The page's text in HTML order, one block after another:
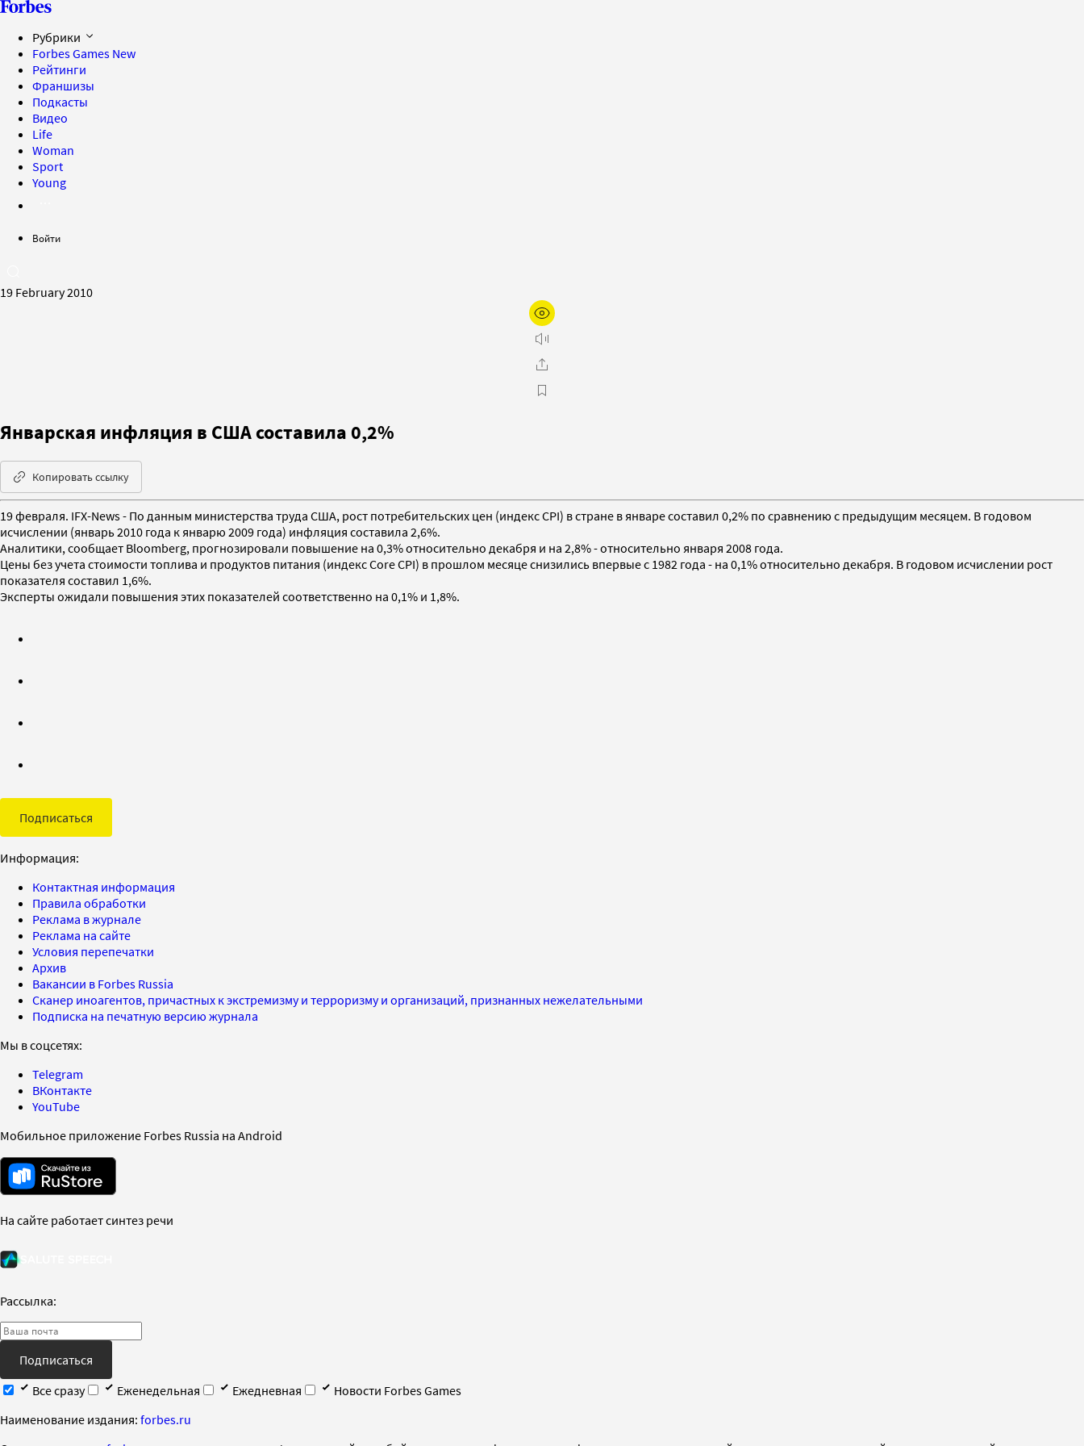
Рубрики
Forbes Games New
Рейтинги
Франшизы
Подкасты
Видео
Life
Woman
Sport
Young
Войти
19 February 2010
Январская инфляция в США составила 0,2%
Копировать ссылку
19 февраля. IFX-News - По данным министерства труда США, рост потребительских цен (индекс CPI) в стране в январе составил 0,2% по сравнению с предыдущим месяцем. В годовом
исчислении (январь 2010 года к январю 2009 года) инфляция составила 2,6%.
Аналитики, сообщает Bloomberg, прогнозировали повышение на 0,3% относительно декабря и на 2,8% - относительно января 2008 года.
Цены без учета стоимости топлива и продуктов питания (индекс Core CPI) в прошлом месяце снизились впервые с 1982 года - на 0,1% относительно декабря. В годовом исчислении рост
показателя составил 1,6%.
Эксперты ожидали повышения этих показателей соответственно на 0,1% и 1,8%.
Подписаться
Информация:
Контактная информация
Правила обработки
Реклама в журнале
Реклама на сайте
Условия перепечатки
Архив
Вакансии в Forbes Russia
Сканер иноагентов, причастных к экстремизму и терроризму и организаций, признанных нежелательными
Подписка на печатную версию журнала
Мы в соцсетях:
Telegram
ВКонтакте
YouTube
Мобильное приложение Forbes Russia на Android
На сайте работает синтез речи
Рассылка:
Подписаться
Все сразу
Еженедельная Ежедневная
Новости Forbes Games
Наименование издания: forbes.ru